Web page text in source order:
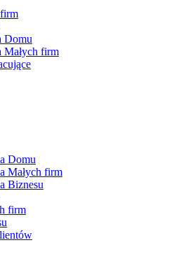
Domu
Małych firm
Domu
Małych firm
Biznesu
firm